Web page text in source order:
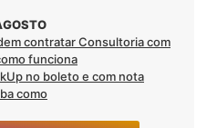
contratar Consultoria com
funciona
no boleto e com nota
como